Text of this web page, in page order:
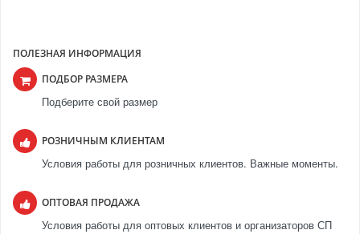
ПОЛЕЗНАЯ ИНФОРМАЦИЯ
ПОДБОР РАЗМЕРА
Подберите свой размер
РОЗНИЧНЫМ КЛИЕНТАМ
Условия работы для розничных клиентов. Важные моменты.
ОПТОВАЯ ПРОДАЖА
Условия работы для оптовых клиентов и организаторов СП